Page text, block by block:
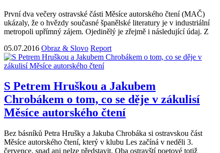
První dva večery ostravské části Měsíce autorského čtení (MAČ)
ukázaly, že o hvězdy současné španělské literatury je v industriální
metropoli upřímný zájem. Ojedinělý je zřejmě i následující údaj. Z
05.07.2016 Obraz & Slovo Report
S Petrem Hruškou a Jakubem
Chrobákem o tom, co se děje v zákulisí
Měsíce autorského čtení
Bez básníků Petra Hrušky a Jakuba Chrobáka si ostravskou část
Měsíce autorského čtení, který v klubu Les začíná v neděli 3.
července, snad ani nelze představit. Oba ostravští poetové totiž